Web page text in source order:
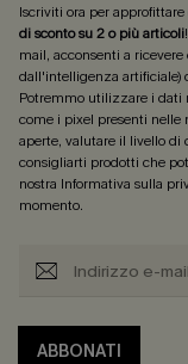
Iscriviti ora per approfittare
di sconto su 2 o più articoli
mail, acconsenti a
dall'intelligenza artificiale)
Potremmo utilizzare i dati
come i pixel presenti nelle
aperte, valutare il livello di
consigliarti prodotti che
nostra Informativa sulla
momento.
ABBONATI